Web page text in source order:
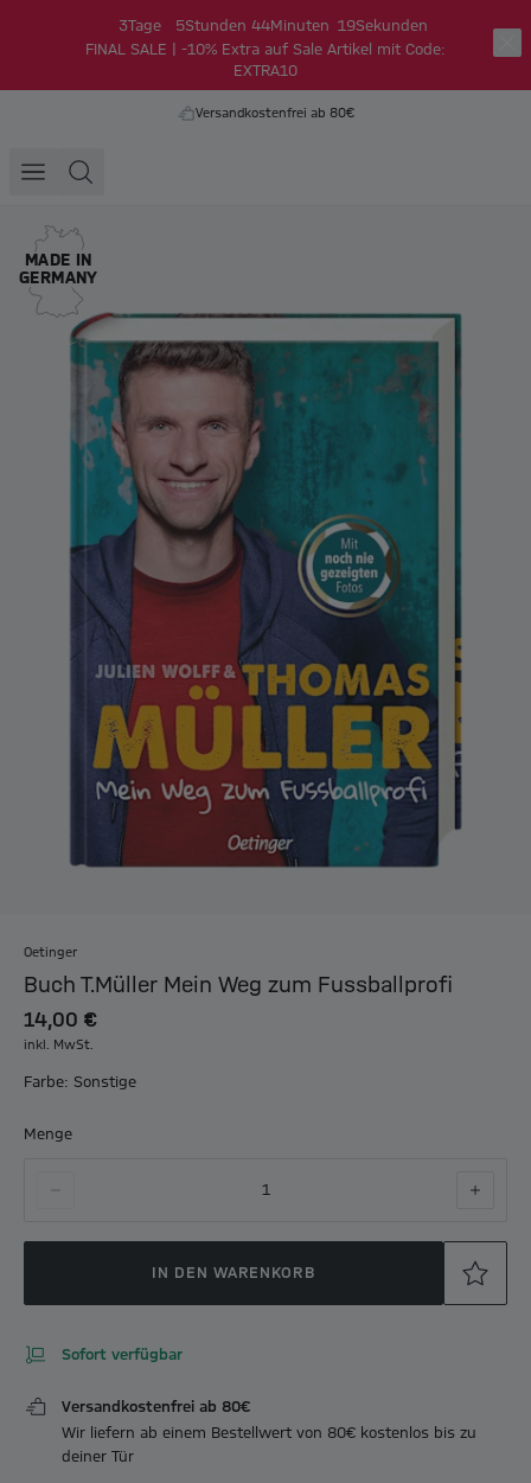
3Tage 5Stunden 44Minuten 18Sekunden
FINAL SALE | -10% Extra auf Sale Artikel mit Code:
EXTRA10
Versandkostenfrei ab 80€
MADE IN
GERMANY
Oetinger
Buch T.Müller Mein Weg zum Fussballprofi
14,00 €
inkl. MwSt.
Farbe: Sonstige
Menge
1
IN DEN WARENKORB
Sofort verfügbar
Versandkostenfrei ab 80€
Wir liefern ab einem Bestellwert von 80€ kostenlos bis zu
deiner Tür